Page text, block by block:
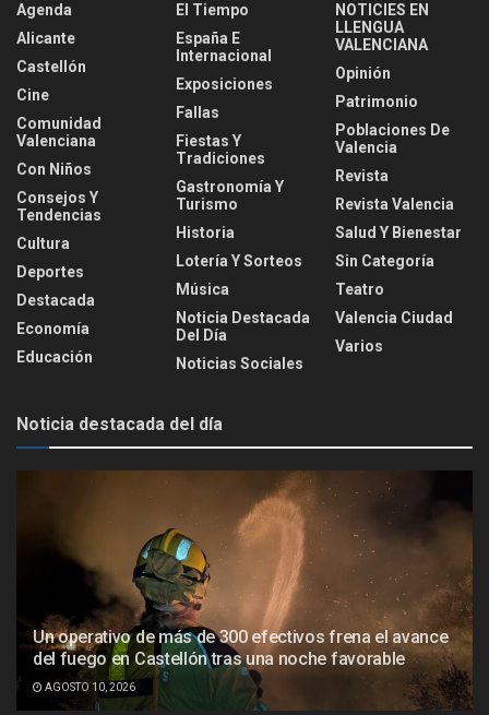
Agenda
Alicante
Castellón
Cine
Comunidad
Valenciana
Con Niños
Consejos Y
Tendencias
Cultura
Deportes
Destacada
Economía
Educación
El Tiempo
España E
Internacional
Exposiciones
Fallas
Fiestas Y
Tradiciones
Gastronomía Y
Turismo
Historia
Lotería Y Sorteos
Música
Noticia Destacada
Del Día
Noticias Sociales
NOTICIES EN
LLENGUA
VALENCIANA
Opinión
Patrimonio
Poblaciones De
Valencia
Revista
Revista Valencia
Salud Y Bienestar
Sin Categoría
Teatro
Valencia Ciudad
Varios
Noticia destacada del día
Un operativo de más de 300 efectivos frena el avance
del fuego en Castellón tras una noche favorable
AGOSTO 10, 2026